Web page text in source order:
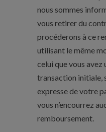
nous sommes
vous retirer du
procéderons à ce
utilisant le même
celui que vous avez
transaction initiale,
expresse de votre
vous n’encourrez
remboursement.